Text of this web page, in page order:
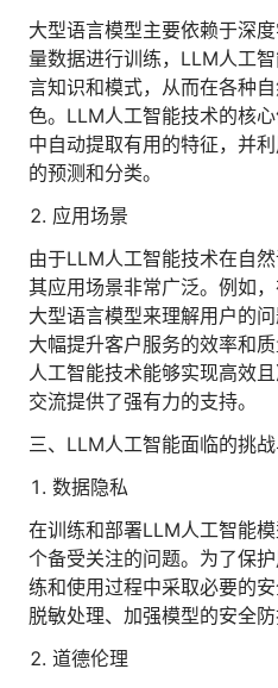
大型语言模型主要依赖于深
量数据进行训练，LLM人工
言知识和模式，从而在各种
色。LLM人工智能技术的核
中自动提取有用的特征，并
的预测和分类。
应用场景
由于LLM人工智能技术在自
其应用场景非常广泛。例如
大型语言模型来理解用户的
大幅提升客户服务的效率和
人工智能技术能够实现高效
交流提供了强有力的支持。
三、LLM人工智能面临的挑
数据隐私
在训练和部署LLM人工智能
个备受关注的问题。为了保
练和使用过程中采取必要的
脱敏处理、加强模型的安全
道德伦理